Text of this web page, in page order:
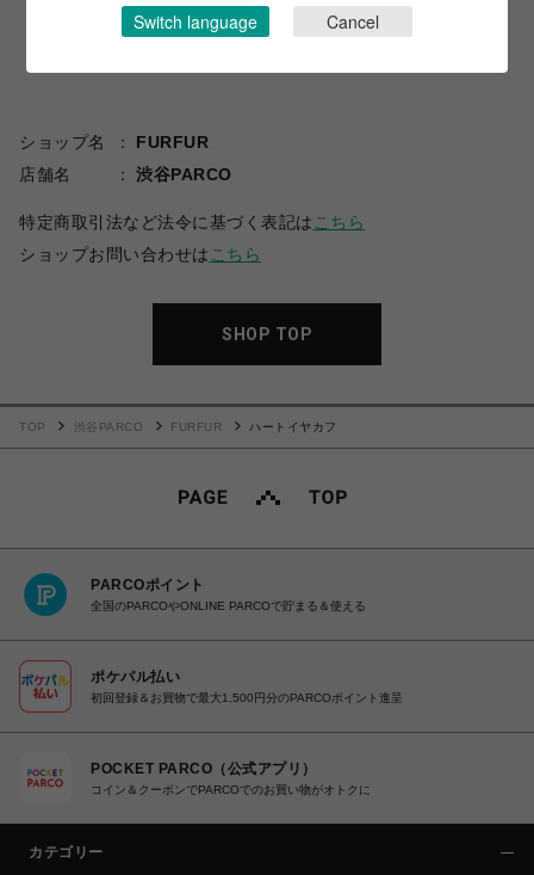
ショップ名
FURFUR
店舗名
渋谷PARCO
特定商取引法など法令に基づく表記は こちら
ショップお問い合わせは こちら
SHOP TOP
TOP 渋谷PARCO FURFUR ハートイヤカフ
PARCOポイント
全国のPARCOやONLINE PARCOで貯まる＆使える
ポケパル払い
初回登録＆お買物で最大1,500円分のPARCOポイント進呈
POCKET PARCO（公式アプリ）
コイン＆クーポンでPARCOでのお買い物がオトクに
カテゴリー
Switch language Cancel